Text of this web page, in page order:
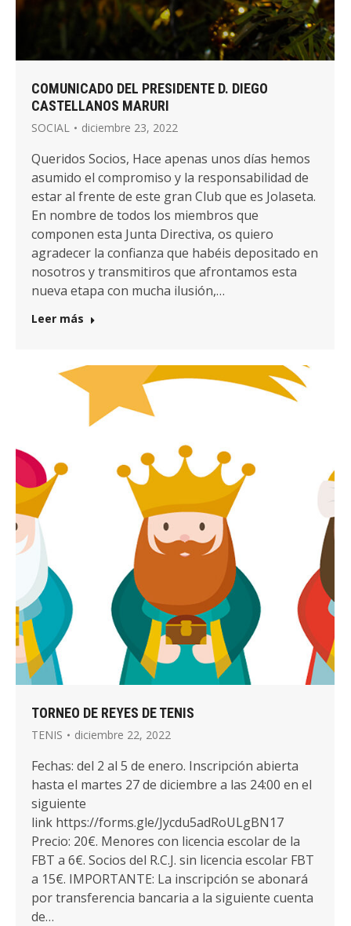
COMUNICADO DEL PRESIDENTE D. DIEGO
CASTELLANOS MARURI
SOCIAL diciembre 23, 2022
Queridos Socios, Hace apenas unos días hemos
asumido el compromiso y la responsabilidad de
estar al frente de este gran Club que es Jolaseta.
En nombre de todos los miembros que
componen esta Junta Directiva, os quiero
agradecer la confianza que habéis depositado en
nosotros y transmitiros que afrontamos esta
nueva etapa con mucha ilusión,…
Leer más
TORNEO DE REYES DE TENIS
TENIS diciembre 22, 2022
Fechas: del 2 al 5 de enero. Inscripción abierta
hasta el martes 27 de diciembre a las 24:00 en el
siguiente
link https://forms.gle/Jycdu5adRoULgBN17
Precio: 20€. Menores con licencia escolar de la
FBT a 6€. Socios del R.C.J. sin licencia escolar FBT
a 15€. IMPORTANTE: La inscripción se abonará
por transferencia bancaria a la siguiente cuenta
de…